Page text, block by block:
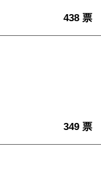
438 票
349 票